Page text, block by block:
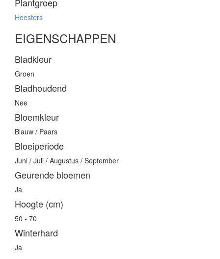
Plantgroep
Heesters
EIGENSCHAPPEN
Bladkleur
Groen
Bladhoudend
Nee
Bloemkleur
Blauw / Paars
Bloeiperiode
Juni / Juli / Augustus / September
Geurende bloemen
Ja
Hoogte (cm)
50 - 70
Winterhard
Ja